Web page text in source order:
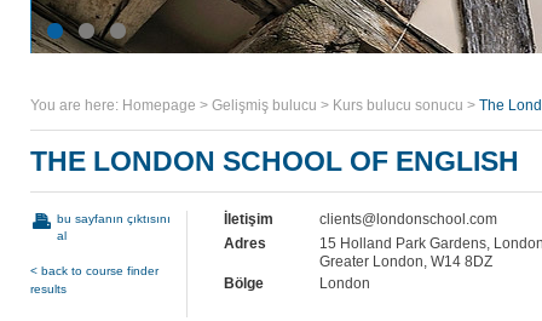
You are here: Homepage > Gelişmiş bulucu > Kurs bulucu sonucu > The
THE LONDON SCHOOL OF ENGLISH
bu sayfanın çıktısını
al
< back to course finder
results
İletişim
clients@londonschool.com
Adres
15 Holland Park Gardens,
Greater London, W14 8DZ
Bölge
London